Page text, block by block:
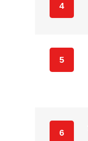
4
5
6